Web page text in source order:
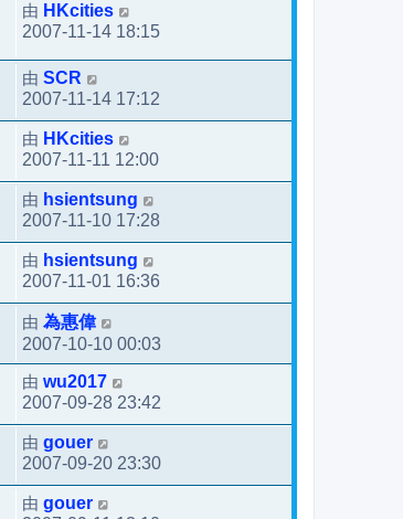
由 HKcities
2007-11-14 18:15
由 SCR
2007-11-14 17:12
由 HKcities
2007-11-11 12:00
由 hsientsung
2007-11-10 17:28
由 hsientsung
2007-11-01 16:36
由 為惠偉
2007-10-10 00:03
由 wu2017
2007-09-28 23:42
由 gouer
2007-09-20 23:30
由 gouer